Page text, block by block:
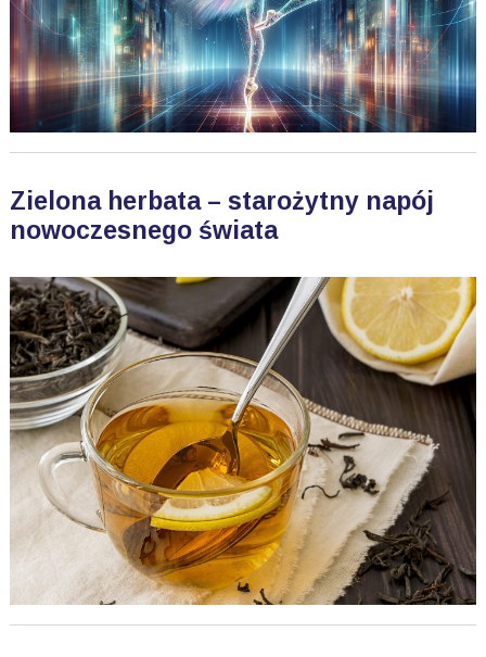
Zielona herbata – starożytny napój
nowoczesnego świata